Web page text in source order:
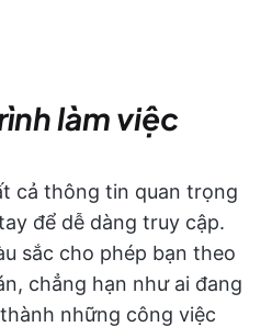
làm việc
cả thông tin quan trọng
để dễ dàng truy cập.
sắc cho phép bạn theo
chẳng hạn như ai đang
những công việc